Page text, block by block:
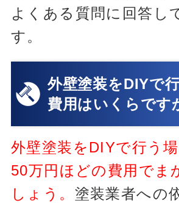
よくある質問に回答し
す。
外壁塗装をDIYで
費用はいくらです
外壁塗装をDIYで行う
50万円ほどの費用でま
しょう。 塗装業者への